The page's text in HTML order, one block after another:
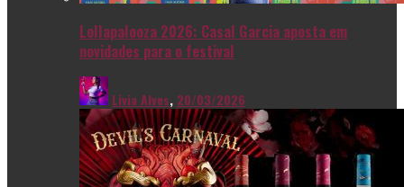
Lollapalooza 2026: Casal Garcia aposta em
novidades para o festival
Livia Alves, 20/03/2026